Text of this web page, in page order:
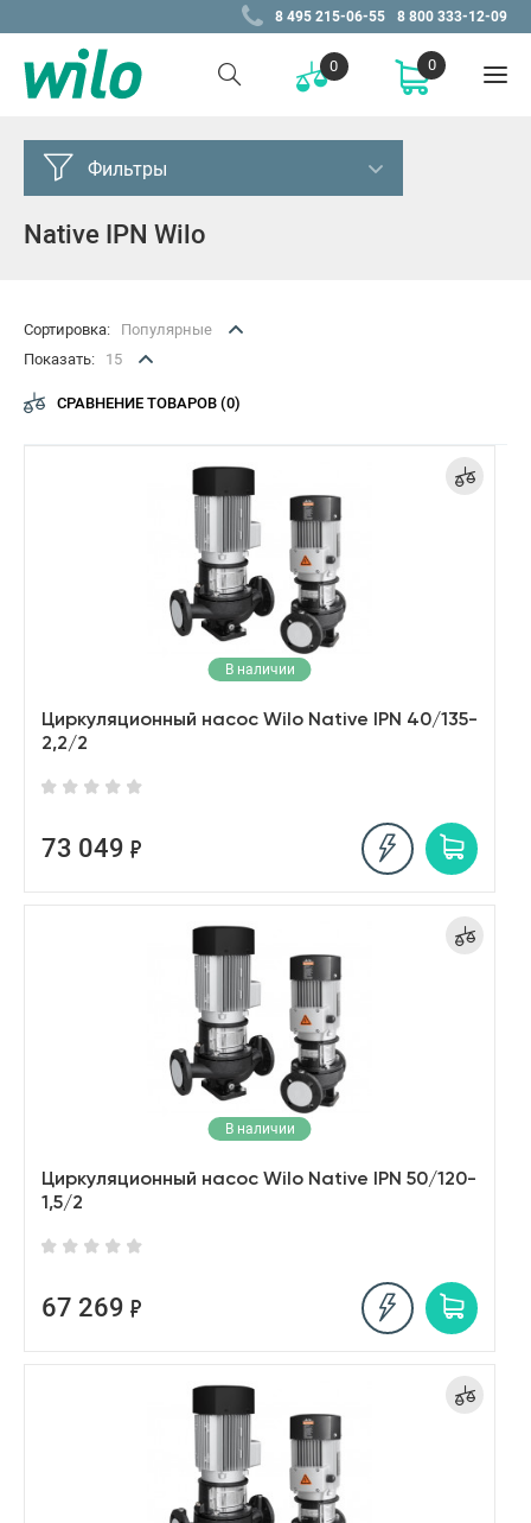
8 495 215-06-55 8 800 333-12-09
0 0
Фильтры
Цена, Р
Native IPN Wilo
Сортировка:
Популярные
Показать:
15
СРАВНЕНИЕ ТОВАРОВ (0)
В наличии
Циркуляционный насос Wilo Native IPN 40/135-
2,2/2
73 049
В наличии
Циркуляционный насос Wilo Native IPN 50/120-
1,5/2
67 269